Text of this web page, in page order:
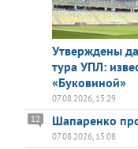
Утверждены
тура УПЛ:
«Буковиной»
07.08.2026, 15:29
Шапаренко
12
07.08.2026, 15:08